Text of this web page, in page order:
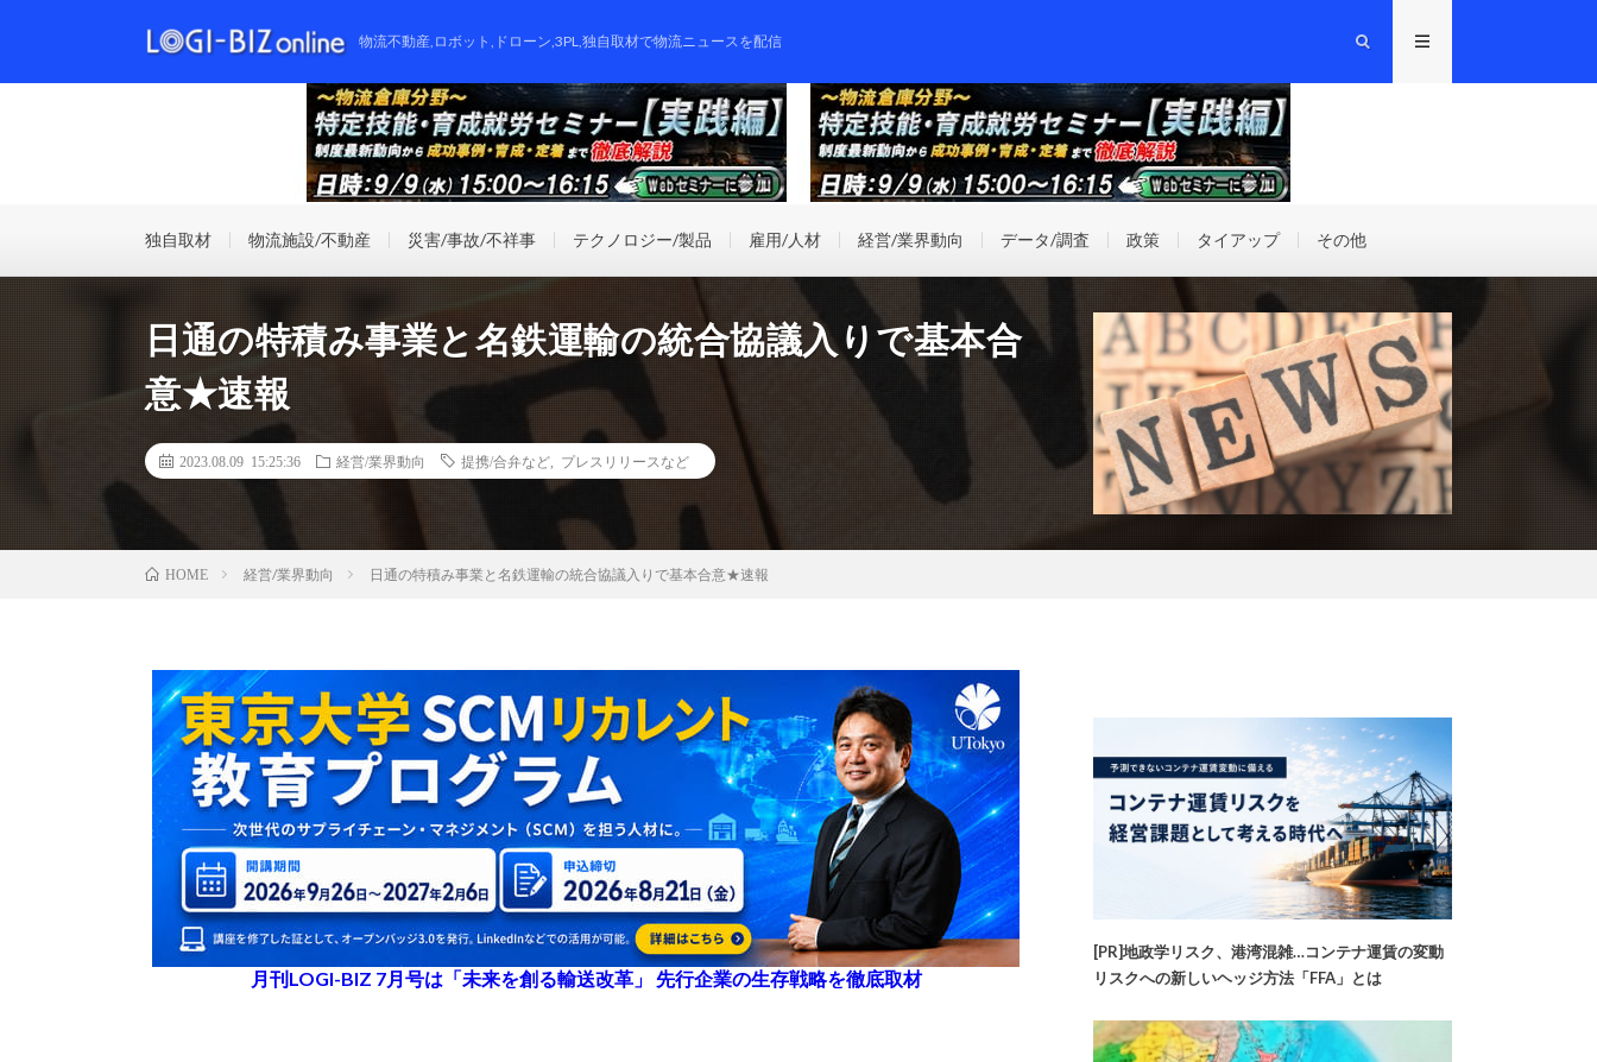
物流不動産,ロボット,ドローン,3PL,独自取材で物流ニュースを配信
独自取材 物流施設/不動産 災害/事故/不祥事 テクノロジー/製品 雇用/人材 経営/業界動向 データ/調査 政策 タイアップ その他
日通の特積み事業と名鉄運輸の統合協議入りで基本合
意★速報
2023.08.09 15:25:36 経営/業界動向 提携/合弁など プレスリリースなど
HOME 経営/業界動向 日通の特積み事業と名鉄運輸の統合協議入りで基本合意★速報
月刊LOGI-BIZ 7月号は「未来を創る輸送改革」 先行企業の生存戦略を徹底取材
[PR]地政学リスク、港湾混雑…コンテナ運賃の変動
リスクへの新しいヘッジ方法「FFA」とは